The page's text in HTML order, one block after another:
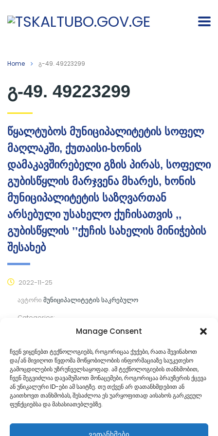
Manage Consent
ჩვენ ვიყენებთ ტექნოლოგიებს, როგორიცაა ქუქები, რათა შევინახოთ
და/ან მივიღოთ წვდომა მოწყობილობის ინფორმაციაზე საუკეთესო
გამოცდილების უზრუნველსაყოფად. ამ ტექნოლოგიების თანხმობით,
ჩვენ შეგვიძლია დავამუშაოთ მონაცემები, როგორიცაა ბრაუზერის ქცევა
ან უნიკალური ID-ები ამ საიტზე. თუ თქვენ არ დათანხმდებით ან
გაითხოვთ თანხმობას, შესაძლოა ეს უარყოფითად აისახოს გარკვეულ
ფუნქციებსა და მახასიათებლებზე.
Home გ-49. 49223299
გ-49. 49223299
წყალტუბოს მუნიციპალიტეტის სოფელ
მაღლაკში, ქუთაისი-ხონის
დამაკავშირებელი გზის პირას, სოფელი
გუბისწყლის მარჯვენა მხარეს, ხონის
მუნიციპალიტეტის საზღვართან
არსებული უსახელო ქუჩისათვის ,,
გუბისწყლის ’’ქუჩის სახელის მინიჭების
შესახებ
2022-11-25
ავტორი მუნიციპალიტეტის საკრებულო
Categories:
კომენტარები ჯერ არ არის
ᲒᲐᲜᲐᲒᲠᲫᲔ ᲙᲘᲗᲮᲕᲐ